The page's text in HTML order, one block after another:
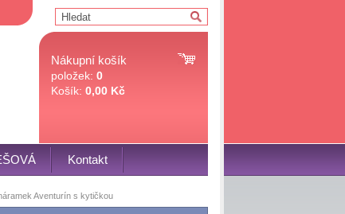
Nákupní košík
položek: 0
Košík: 0,00 Kč
Kontakt
Aventurín s kytičkou